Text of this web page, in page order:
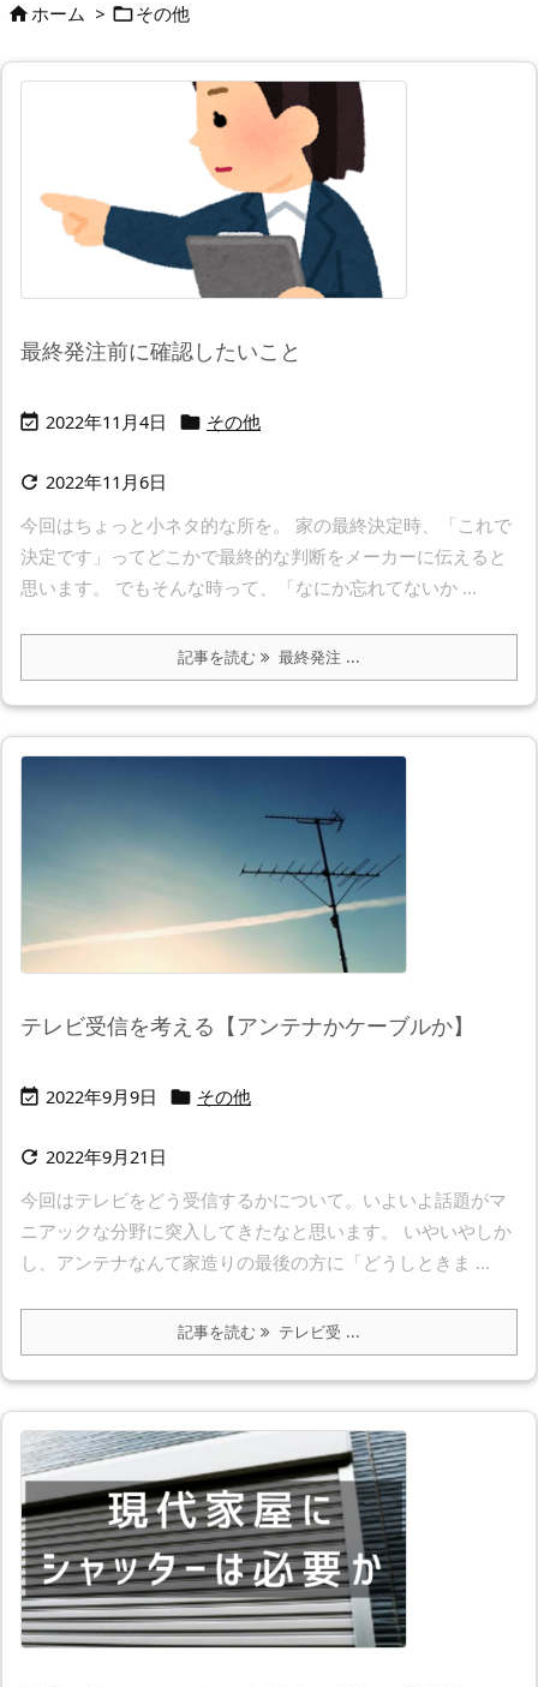
ホーム > その他
最終発注前に確認したいこと
 2022年11月4日  その他
 2022年11月6日
今回はちょっと小ネタ的な所を。 家の最終決定時、「これで
決定です」ってどこかで最終的な判断をメーカーに伝えると
思います。 でもそんな時って、「なにか忘れてないか ...
記事を読む 最終発注 ...
テレビ受信を考える【アンテナかケーブルか】
 2022年9月9日  その他
 2022年9月21日
今回はテレビをどう受信するかについて。いよいよ話題がマ
ニアックな分野に突入してきたなと思います。 いやいやしか
し、アンテナなんて家造りの最後の方に「どうしときま ...
記事を読む テレビ受 ...